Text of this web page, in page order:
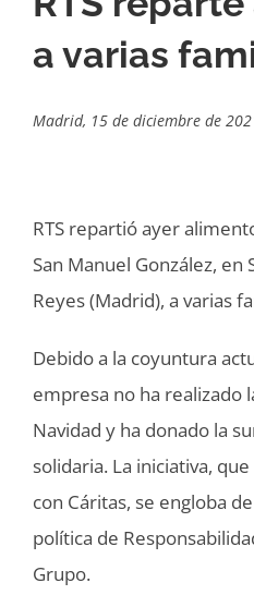
a varias
Madrid, 15 de diciembre de
RTS repartió ayer
San Manuel González, en
Reyes (Madrid), a varias
Debido a la coyuntura
empresa no ha realizado
Navidad y ha donado la
solidaria. La iniciativa,
con Cáritas, se engloba
política de
Grupo.